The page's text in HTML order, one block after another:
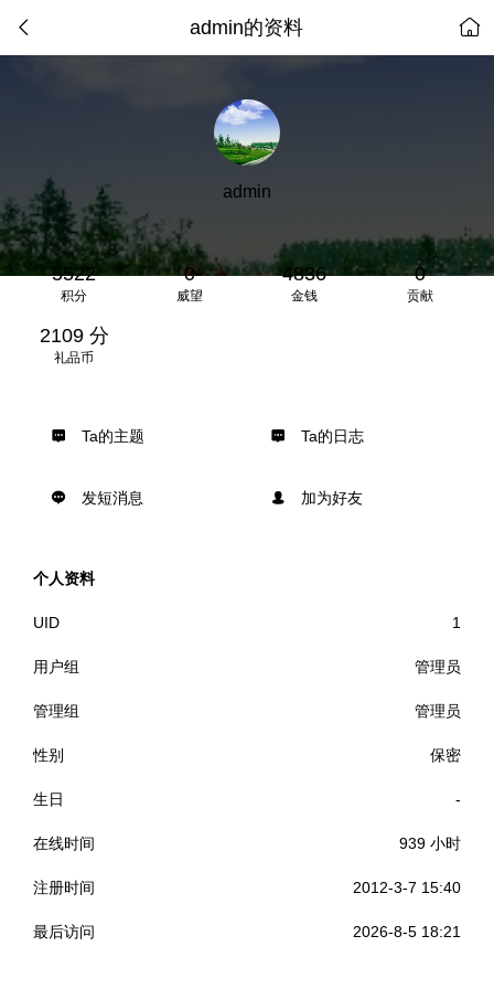
admin的资料
admin
5522
积分
0
威望
4836
金钱
0
贡献
2109 分
礼品币
Ta的主题 Ta的日志
发短消息 加为好友
个人资料
UID 1
用户组 管理员
管理组 管理员
性别 保密
生日 -
在线时间 939 小时
注册时间 2012-3-7 15:40
最后访问 2026-8-5 18:21